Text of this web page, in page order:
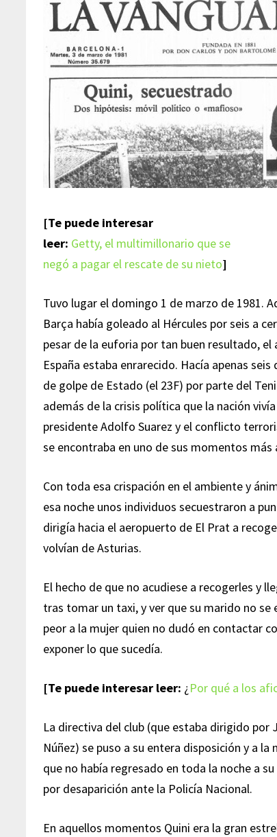
[Te puede interesar
leer: Getty, el multimillonario que se
negó a pagar el rescate de su nieto]
Tuvo lugar el domingo 1 de marzo de 1981.
Barça había goleado al Hércules por seis a
pesar de la euforia por tan buen resultado, el
España estaba enrarecido. Hacía apenas
de golpe de Estado (el 23F) por parte del
además de la crisis política que la nación
presidente Adolfo Suarez y el conflicto
se encontraba en uno de sus momentos más
Con toda esa crispación en el ambiente y
esa noche unos individuos secuestraron a
dirigía hacia el aeropuerto de El Prat a
volvían de Asturias.
El hecho de que no acudiese a recogerles y
tras tomar un taxi, y ver que su marido no
peor a la mujer quien no dudó en contactar
exponer lo que sucedía.
[Te puede interesar leer: ¿ Por qué a los
La directiva del club (que estaba dirigido por
Núñez) se puso a su entera disposición y a
que no había regresado en toda la noche a
por desaparición ante la Policía Nacional.
En aquellos momentos Quini era la gran